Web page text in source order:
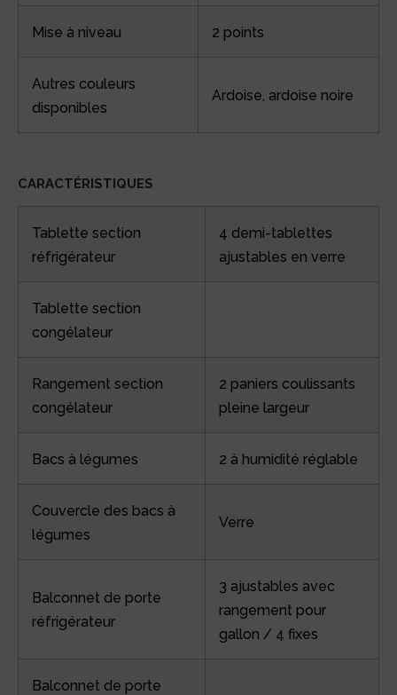
Mise à niveau 2 points
Autres couleurs
disponibles
Ardoise, ardoise noire
CARACTÉRISTIQUES
Tablette section
réfrigérateur
4 demi-tablettes
ajustables en verre
Tablette section
congélateur
Rangement section
congélateur
2 paniers coulissants
pleine largeur
Bacs à légumes 2 à humidité réglable
Couvercle des bacs à
légumes
Verre
Balconnet de porte
réfrigérateur
3 ajustables avec
rangement pour
gallon / 4 fixes
Balconnet de porte